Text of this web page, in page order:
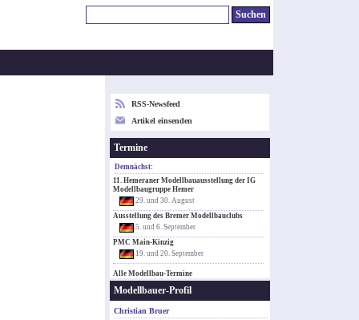
RSS-Newsfeed
Artikel einsenden
Termine
Demnächst:
11. Hemeraner Modellbauausstellung der IG
Modellbaugruppe Hemer
29. und 30. August
Ausstellung des Bremer Modellbauclubs
5. und 6. September
PMC Main-Kinzig
19. und 20. September
Alle Modellbau-Termine
Modellbauer-Profil
Christian Bruer